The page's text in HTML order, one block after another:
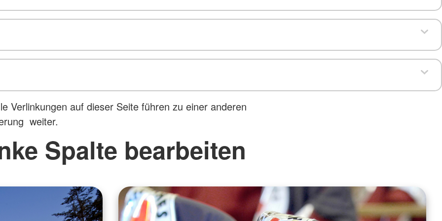
Verlinkungen auf dieser Seite führen zu einer anderen
weiter.
Spalte bearbeiten